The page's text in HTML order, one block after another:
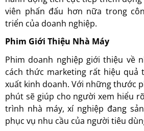
viên phấn đấu hơn nữa trong
triển của doanh nghiệp.
Phim Giới Thiệu Nhà Máy
Phim doanh nghiệp giới thiệu về
cách thức marketing rất hiệu quả
xuất kinh doanh. Với những thước
phút sẽ giúp cho người xem hiểu
trình nhà máy, xí nghiệp đang
phục vụ nhu cầu của người tiêu